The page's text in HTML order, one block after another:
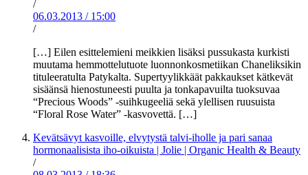
/
06.03.2013 / 15:00
/
[…] Eilen esittelemieni meikkien lisäksi pussukasta kurkisti
muutama hemmottelutuote luonnonkosmetiikan Chaneliksikin
tituleeratulta Patykalta. Supertyylikkäät pakkaukset kätkevät
sisäänsä hienostuneesti puulta ja tonkapavuilta tuoksuvaa
“Precious Woods” -suihkugeeliä sekä ylellisen ruusuista
“Floral Rose Water” -kasvovettä. […]
Kevätsävyt kasvoille, elvytystä talvi-iholle ja pari sanaa
hormonaalisista iho-oikuista | Jolie | Organic Health & Beauty
/